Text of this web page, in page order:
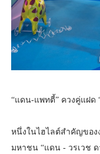
“แดน-แพทตี้” ควงคู่แฝด
หนึ่งในไฮไลต์สำคัญขอ
มหาชน “แดน - วรเวช